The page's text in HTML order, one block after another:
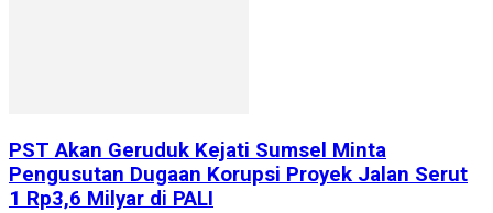
PST Akan Geruduk Kejati Sumsel Minta
Pengusutan Dugaan Korupsi Proyek Jalan Serut
1 Rp3,6 Milyar di PALI